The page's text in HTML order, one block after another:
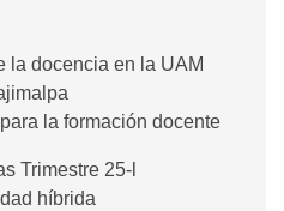
la docencia en la UAM
la formación docente
Trimestre 25-l
híbrida